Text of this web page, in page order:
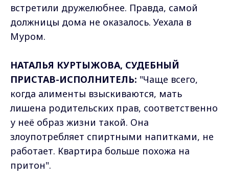
встретили дружелюбнее. Правда, самой
должницы дома не оказалось. Уехала в
Муром.
НАТАЛЬЯ КУРТЫЖОВА, СУДЕБНЫЙ
ПРИСТАВ-ИСПОЛНИТЕЛЬ: "Чаще всего,
когда алименты взыскиваются, мать
лишена родительских прав, соответственно
у неё образ жизни такой. Она
злоупотребляет спиртными напитками, не
работает. Квартира больше похожа на
притон".